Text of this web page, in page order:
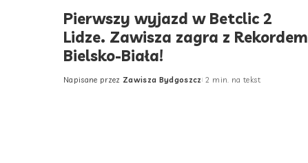
Pierwszy wyjazd w Betclic 2
Lidze. Zawisza zagra z Rekordem
Bielsko-Biała!
Posted
Napisane przez Zawisza Bydgoszcz 2 min. na tekst